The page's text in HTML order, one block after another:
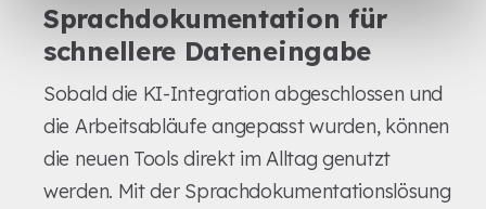
Sprachdokumentation für
schnellere Dateneingabe
Sobald die KI-Integration abgeschlossen und
die Arbeitsabläufe angepasst wurden, können
die neuen Tools direkt im Alltag genutzt
werden. Mit der Sprachdokumentationslösung